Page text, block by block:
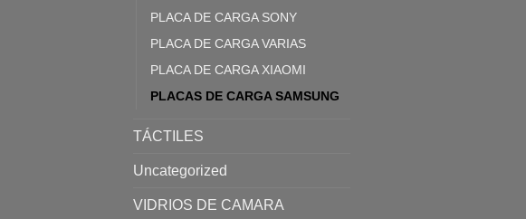
PLACA DE CARGA SONY
PLACA DE CARGA VARIAS
PLACA DE CARGA XIAOMI
PLACAS DE CARGA SAMSUNG
TÁCTILES
Uncategorized
VIDRIOS DE CAMARA